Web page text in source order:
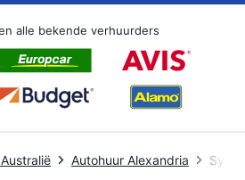
alle bekende verhuurders
Autohuur Alexandria